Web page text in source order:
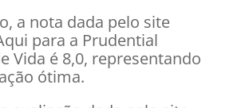
a nota dada pelo site
para a Prudential
Vida é 8,0, representando
ótima.